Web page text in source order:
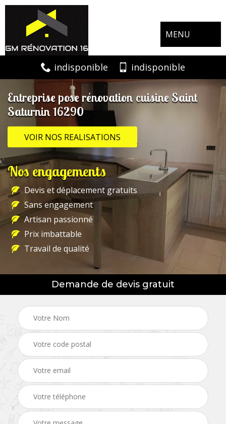
MENU
indisponible indisponible
Entreprise pose rénovation cuisine Saint
Saturnin 16290
VOIR NOS REALISATIONS
Nos engagements
Devis et déplacement gratuits
Sans engagement
Artisan passionné
Prix imbattable
Travail de qualité
Demande de devis gratuit